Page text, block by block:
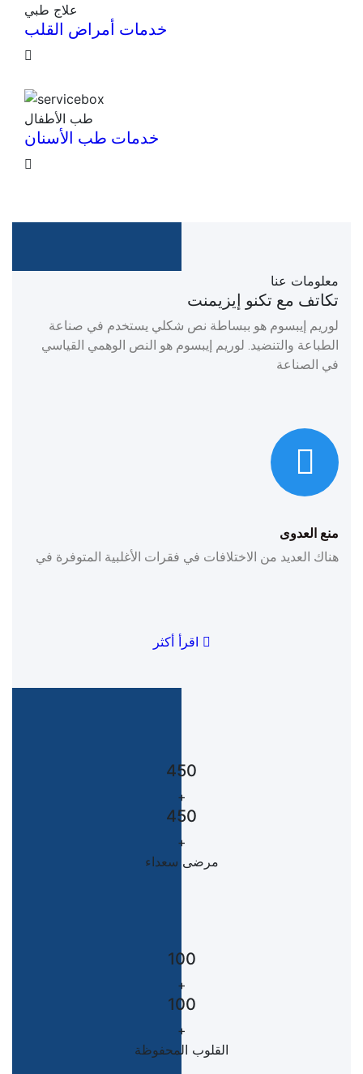
علاج طبي
خدمات أمراض القلب
طب الأطفال
خدمات طب الأسنان
معلومات عنا
تكاتف مع تكنو إيزيمنت
لوريم إيبسوم هو ببساطة نص شكلي يستخدم في صناعة
الطباعة والتنضيد. لوريم إيبسوم هو النص الوهمي القياسي
في الصناعة
منع العدوى
هناك العديد من الاختلافات في فقرات الأغلبية المتوفرة في
اقرأ أكثر
450
+
450
+
مرضى سعداء
100
+
100
+
القلوب المحفوظة